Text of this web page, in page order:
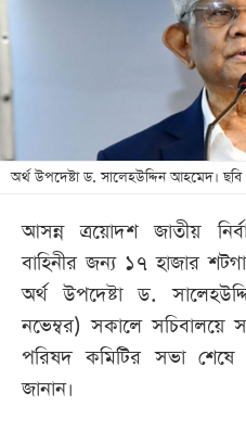
শিক্ষা
সব
বিভাগ
ছবি
অর্থ উপদেষ্টা ড. সালেহউদ্দিন আহমেদ।
আসন্ন ত্রয়োদশ জাতীয়
বাহিনীর জন্য ১৭ হাজার
অর্থ উপদেষ্টা ড.
নভেম্বর) সকালে সচিবালয়ে
পরিষদ কমিটির সভা শেষে
জানান।